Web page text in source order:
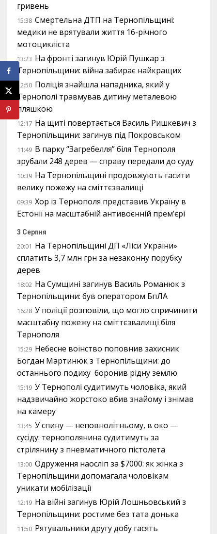
гривень
15:38 Смертельна ДТП на Тернопільщині:
медики не врятували життя 16-річного
мотоцикліста
13:23 На фронті загинув Юрій Пушкар з
Тернопільщини: війна забирає найкращих
12:50 Поліція знайшла нападника, який у
Тернополі травмував дитину металевою
пляшкою
12:17 На щиті повертається Василь Ришкевич з
Тернопільщини: загинув під Покровськом
11:49 В парку “Загребелля” біля Тернополя
зрубали 248 дерев — справу передали до суду
10:39 На Тернопільщині продовжують гасити
велику пожежу на сміттєзвалищі
09:39 Хор із Тернополя представив Україну в
Естонії на масштабній антивоєнній прем’єрі
3 Серпня
20:01 На Тернопільщині ДП «Ліси України»
сплатить 3,7 млн грн за незаконну порубку
дерев
18:02 На Сумщині загинув Василь Романюк з
Тернопільщини: був оператором БпЛА
16:28 У поліції розповіли, що могло спричинити
масштабну пожежу на сміттєзвалищі біля
Тернополя
15:29 Небесне воїнство поповнив захисник
Богдан Мартинюк з Тернопільщини: до
останнього подиху боронив рідну землю
15:19 У Тернополі судитимуть чоловіка, який
надзвичайно жорстоко вбив знайому і знімав
на камеру
13:45 У спину — неповнолітньому, в око —
сусіду: тернополянина судитимуть за
стрілянину з пневматичного пістолета
13:00 Одруження наосліп за $7000: як жінка з
Тернопільщини допомагала чоловікам
уникати мобілізації
12:19 На війні загинув Юрій Лошньовський з
Тернопільщини: ростиме без тата донька
11:50 Рятувальники другу добу гасять